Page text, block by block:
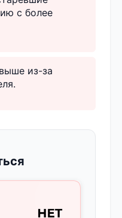
с более
из-за